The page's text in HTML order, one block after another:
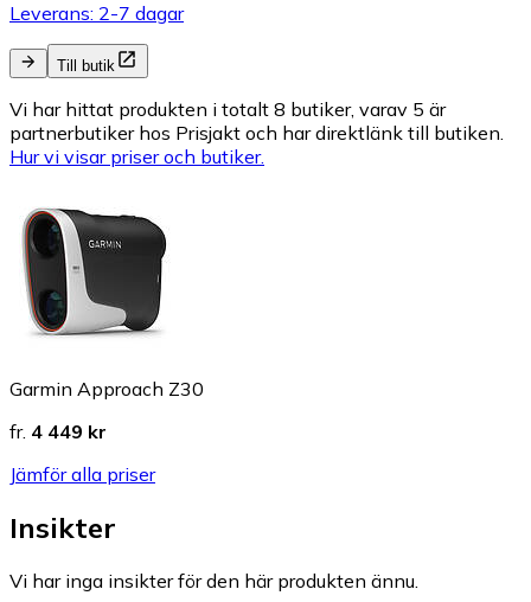
Leverans: 2-7 dagar
Till butik
Vi har hittat produkten i totalt 8 butiker, varav 5 är
partnerbutiker hos Prisjakt och har direktlänk till butiken.
Hur vi visar priser och butiker.
Garmin Approach Z30
fr. 4 449 kr
Jämför alla priser
Insikter
Vi har inga insikter för den här produkten ännu.